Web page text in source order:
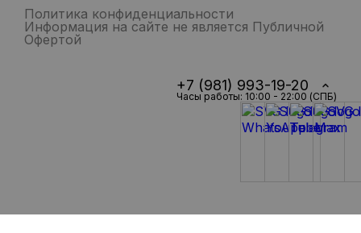
Политика конфиденциальности
Информация на сайте не является Публичной
Офертой
+7 (981) 993-19-20
Часы работы: 10:00 - 22:00 (СПБ)